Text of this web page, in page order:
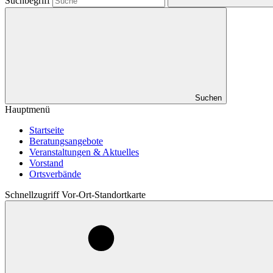
Suchen
Hauptmenü
Startseite
Beratungsangebote
Veranstaltungen & Aktuelles
Vorstand
Ortsverbände
Schnellzugriff Vor-Ort-Standortkarte